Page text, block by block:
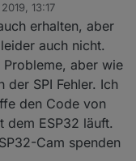
13:17
erhalten, aber
auch nicht.
aber wie
SPI Fehler. Ich
den Code von
dem ESP32 läuft.
Cam spenden